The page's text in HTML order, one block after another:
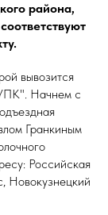
района,
вывозится
Начнем с
Гранкиным
Российская
Новокузнецкий